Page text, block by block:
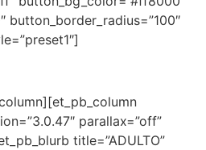
button_border_radius=”100″
parallax=”off”
title=”ADULTO”